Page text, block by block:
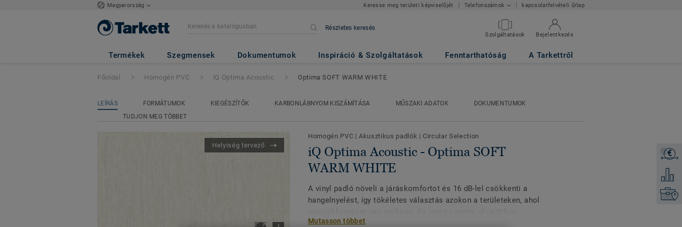
Magyarország Keresse meg területi képviselőjét Telefonszámok kapcsolatfelvételi űrlap
Részletes keresés
Szolgáltatások Bejelentkezés
Termékek Szegmensek Dokumentumok Inspiráció & Szolgáltatások Fenntarthatóság A Tarkettről
iQ Optima Acoustic - Optima SOFT WARM WHITE
€
Főoldal Homogén PVC iQ Optima Acoustic Optima SOFT WARM WHITE
LEÍRÁS FORMÁTUMOK KIEGÉSZÍTŐK KARBONLÁBNYOM KISZÁMÍTÁSA MŰSZAKI ADATOK
DOKUMENTUMOK
TUDJON MEG TÖBBET
Helyiség tervező
Homogén PVC |Akusztikus padlók | Circular Selection
iQ Optima Acoustic - Optima SOFT
WARM WHITE
A vinyl padló növeli a járáskomfortot és 16 dB-lel csökkenti a
hangelnyelést, így tökéletes választás azokon a területeken, ahol
termék az iQ Optima eredeti, igazán klasszikus kialakítása mind a
Mutasson többet